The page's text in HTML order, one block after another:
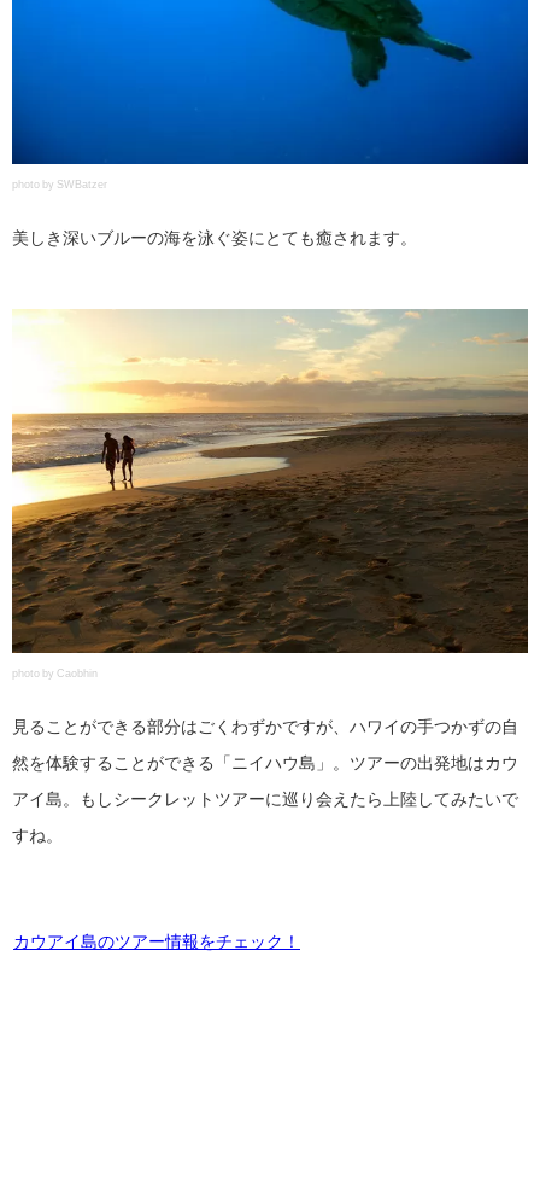
photo by SWBatzer
美しき深いブルーの海を泳ぐ姿にとても癒されます。
photo by Caobhin
見ることができる部分はごくわずかですが、ハワイの手つかずの自
然を体験することができる「ニイハウ島」。ツアーの出発地はカウ
アイ島。もしシークレットツアーに巡り会えたら上陸してみたいで
すね。
カウアイ島のツアー情報をチェック！